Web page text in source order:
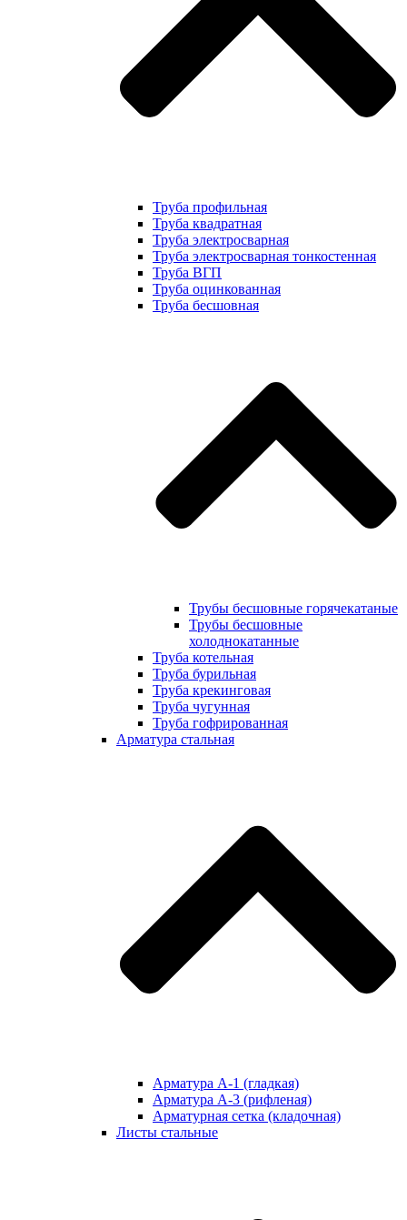
Труба профильная
Труба квадратная
Труба электросварная
Труба электросварная тонкостенная
Труба ВГП
Труба оцинкованная
Труба бесшовная
Трубы бесшовные горячекатаные
Трубы бесшовные
холоднокатанные
Труба котельная
Труба бурильная
Труба крекинговая
Труба чугунная
Труба гофрированная
Арматура стальная
Арматура А-1 (гладкая)
Арматура А-3 (рифленая)
Арматурная сетка (кладочная)
Листы стальные